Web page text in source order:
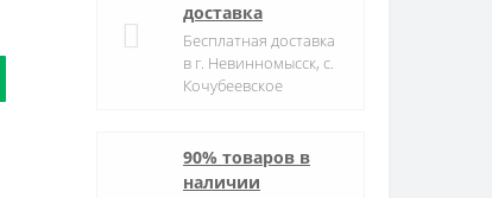
доставка
Бесплатная доставка
в г. Невинномысск, с.
Кочубеевское
90% товаров в
наличии